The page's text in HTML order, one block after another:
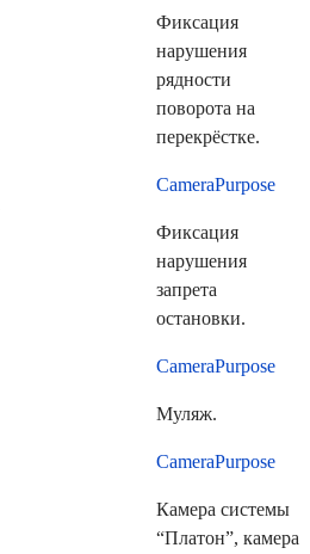
Фиксация
нарушения
рядности
поворота на
перекрёстке.
CameraPurpose
Фиксация
нарушения
запрета
остановки.
CameraPurpose
Муляж.
CameraPurpose
Камера системы
“Платон”, камера